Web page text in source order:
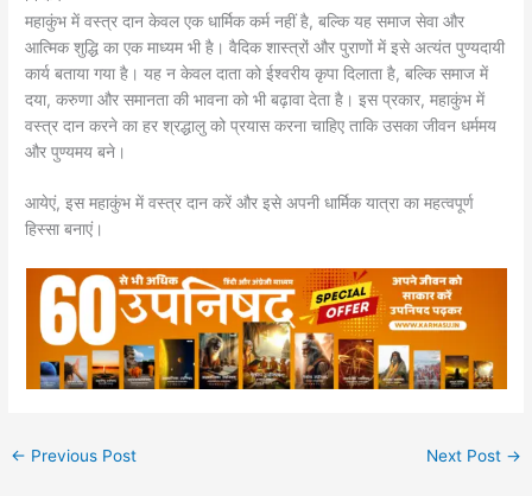
महाकुंभ में वस्त्र दान केवल एक धार्मिक कर्म नहीं है, बल्कि यह समाज सेवा और
आत्मिक शुद्धि का एक माध्यम भी है। वैदिक शास्त्रों और पुराणों में इसे अत्यंत पुण्यदायी
कार्य बताया गया है। यह न केवल दाता को ईश्वरीय कृपा दिलाता है, बल्कि समाज में
दया, करुणा और समानता की भावना को भी बढ़ावा देता है। इस प्रकार, महाकुंभ में
वस्त्र दान करने का हर श्रद्धालु को प्रयास करना चाहिए ताकि उसका जीवन धर्ममय
और पुण्यमय बने।
आयेएं, इस महाकुंभ में वस्त्र दान करें और इसे अपनी धार्मिक यात्रा का महत्वपूर्ण
हिस्सा बनाएं।
← Previous Post Next Post →